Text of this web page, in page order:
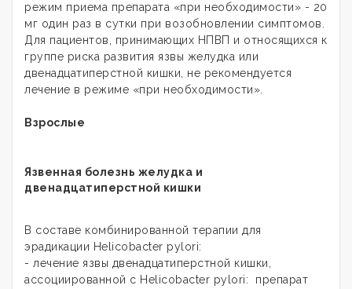
режим приема препарата «при необходимости» - 20
мг один раз в сутки при возобновлении симптомов.
Для пациентов, принимающих НПВП и относящихся к
группе риска развития язвы желудка или
двенадцатиперстной кишки, не рекомендуется
лечение в режиме «при необходимости».
Взрослые
Язвенная болезнь желудка и
двенадцатиперстной кишки
В составе комбинированной терапии для
эрадикации Helicobacter pylori:
- лечение язвы двенадцатиперстной кишки,
ассоциированной с Helicobacter pylori: препарат